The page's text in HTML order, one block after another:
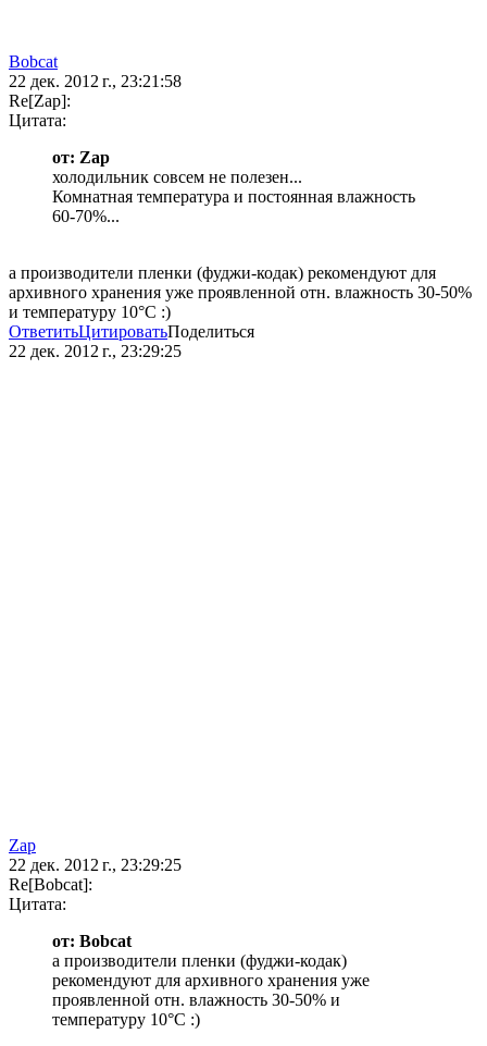
Bobcat
22 дек. 2012 г., 23:21:58
Re[Zap]:
Цитата:
от: Zap
холодильник совсем не полезен...
Комнатная температура и постоянная влажность
60-70%...
а производители пленки (фуджи-кодак) рекомендуют для
архивного хранения уже проявленной отн. влажность 30-50%
и температуру 10°C :)
ОтветитьЦитироватьПоделиться
22 дек. 2012 г., 23:29:25
Zap
22 дек. 2012 г., 23:29:25
Re[Bobcat]:
Цитата:
от: Bobcat
а производители пленки (фуджи-кодак)
рекомендуют для архивного хранения уже
проявленной отн. влажность 30-50% и
температуру 10°C :)